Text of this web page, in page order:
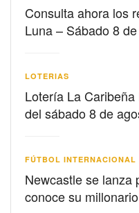
Consulta ahora los
Luna – Sábado 8
LOTERIAS
Lotería La
del sábado 8 de
FÚTBOL INTERNACIONAL
Newcastle se lanza
conoce su